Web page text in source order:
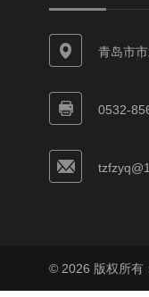
青岛市
0532-
© 2026 版权所有